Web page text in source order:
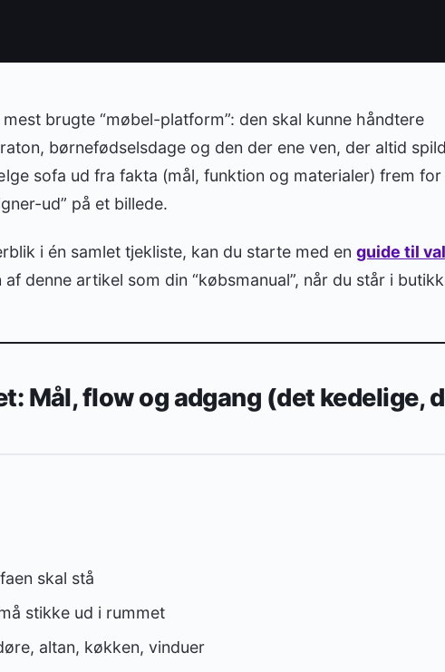
brugte “møbel-platform”: den skal kunne håndtere
børnefødselsdage og den der ene ven, der altid
sofa ud fra fakta (mål, funktion og materialer) frem for
ud” på et billede.
i én samlet tjekliste, kan du starte med en guide til
denne artikel som din “købsmanual”, når du står i
Mål, flow og adgang (det kedelige,
skal stå
stikke ud i rummet
altan, køkken, vinduer